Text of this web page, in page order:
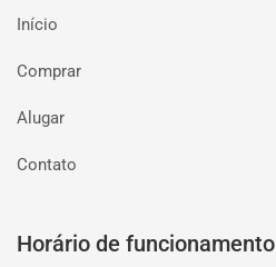
Início
Comprar
Alugar
Contato
Horário de funcionamento